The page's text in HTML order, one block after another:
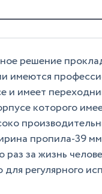
решение
имеются
и имеет
которого
пропила-39
раз за жизнь
регулярного